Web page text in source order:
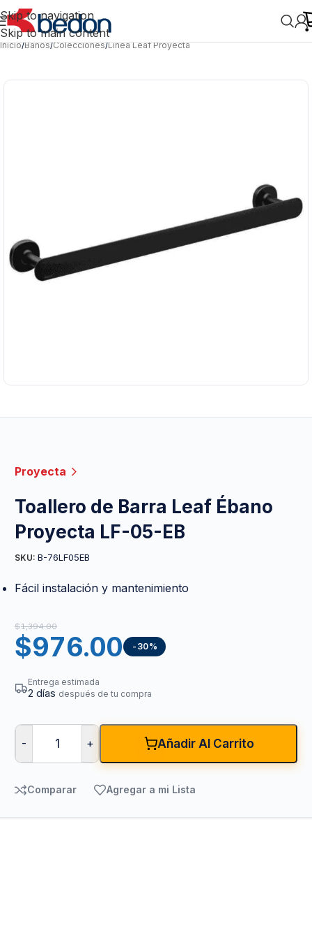
Skip to navigation
Skip to main content
Inicio/Baños/Colecciones/Línea Leaf Proyecta
Proyecta
Toallero de Barra Leaf Ébano
Proyecta LF-05-EB
SKU: B-76LF05EB
Fácil instalación y mantenimiento
$1,394.00
$976.00 -30%
Entrega estimada
2 días después de tu compra
- + Añadir Al Carrito
Comparar Agregar a mi Lista